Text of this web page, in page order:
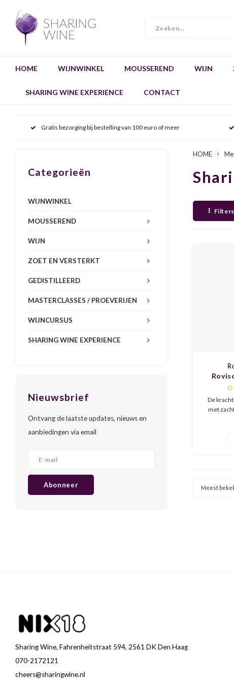
HOME WIJNWINKEL MOUSSEREND WIJN
SHARING WINE EXPERIENCE CONTACT
Gratis bezorging bij bestelling van 100 euro of meer
Categorieën
WIJNWINKEL
MOUSSEREND
WIJN
ZOET EN VERSTERKT
GEDISTILLEERD
MASTERCLASSES / PROEVERIJEN
WIJNCURSUS
SHARING WINE EXPERIENCE
Nieuwsbrief
Ontvang de laatste updates, nieuws en
aanbiedingen via email
Abonneer
HOME
Filters
De
met
rijpe
kersen,
Meest
Sharing Wine, Fahrenheitstraat 594, 2561 DK Den Haag
070-2172121
cheers@sharingwine.nl